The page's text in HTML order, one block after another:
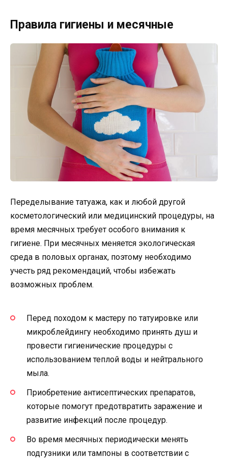
Правила гигиены и месячные
Переделывание татуажа, как и любой другой
косметологический или медицинский процедуры, на
время месячных требует особого внимания к
гигиене. При месячных меняется экологическая
среда в половых органах, поэтому необходимо
учесть ряд рекомендаций, чтобы избежать
возможных проблем.
Перед походом к мастеру по татуировке или
микроблейдингу необходимо принять душ и
провести гигиенические процедуры с
использованием теплой воды и нейтрального
мыла.
Приобретение антисептических препаратов,
которые помогут предотвратить заражение и
развитие инфекций после процедур.
Во время месячных периодически менять
подгузники или тампоны в соответствии с